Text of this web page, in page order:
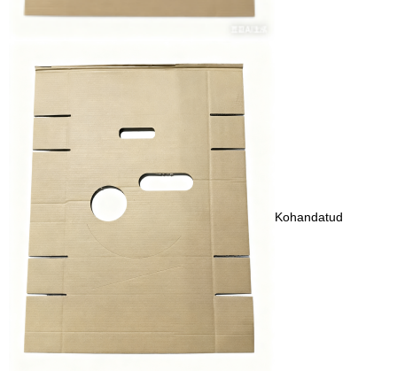
Kohandatud